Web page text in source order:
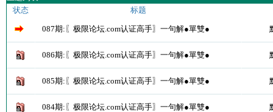
状态
标题
087期:〖极限论坛.com认证高手〗一句解●單雙●
086期:〖极限论坛.com认证高手〗一句解●單雙●
085期:〖极限论坛.com认证高手〗一句解●單雙●
084期:〖极限论坛.com认证高手〗一句解●單雙●